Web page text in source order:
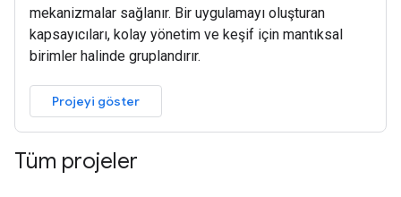
mekanizmalar sağlanır. Bir uygulamayı oluşturan
kapsayıcıları, kolay yönetim ve keşif için mantıksal
birimler halinde gruplandırır.
Projeyi göster
Tüm projeler